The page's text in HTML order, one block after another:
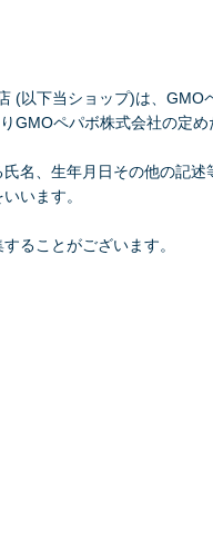
(以下当ショップ)は、 GMO
GMOペパボ株式会社の定め
名、生年月日その他の記
います。
ることがございます。